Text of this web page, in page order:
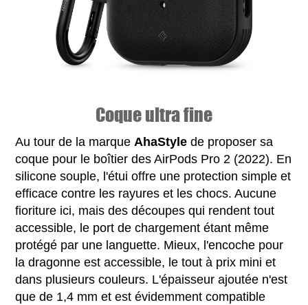
Coque ultra fine
Au tour de la marqueAhaStyle de proposer sa
coque pour le boîtier des AirPods Pro 2 (2022). En
silicone souple, l'étui offre une protection simple et
efficace contre les rayures et les chocs. Aucune
fioriture ici, mais des découpes qui rendent tout
accessible, le port de chargement étant même
protégé par une languette. Mieux, l'encoche pour
la dragonne est accessible, le tout à prix mini et
dans plusieurs couleurs. L'épaisseur ajoutée n'est
que de 1,4 mm et est évidemment compatible